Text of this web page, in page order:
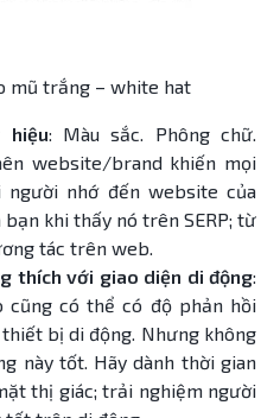
mũ trắng – white hat
hiệu: Màu sắc. Phông chữ.
website/brand khiến mọi
người nhớ đến website của
khi thấy nó trên SERP; từ
tác trên web.
thích với giao diện di động:
cũng có thể có độ phản hồi
bị di động. Nhưng không
này tốt. Hãy dành thời gian
thị giác; trải nghiệm người